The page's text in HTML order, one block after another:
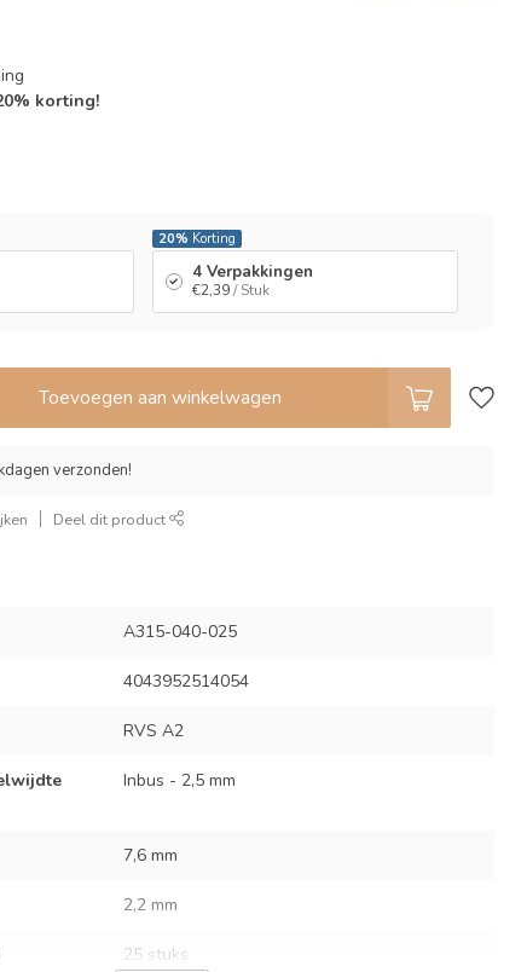
korting!
20% Korting
4 Verpakkingen
€2,39 / Stuk
Toevoegen aan winkelwagen
verzonden!
Deel dit product
A315-040-025
4043952514054
RVS A2
Inbus - 2,5 mm
7,6 mm
2,2 mm
25 stuks